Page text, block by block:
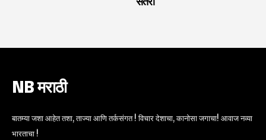
सतरा
NB मराठी
बातम्या जशा आहेत तशा, ताज्या आणि तर्कसंगत ! विचार देशाचा, कानोसा जगाचा! आवाज नव्या
भारताचा !